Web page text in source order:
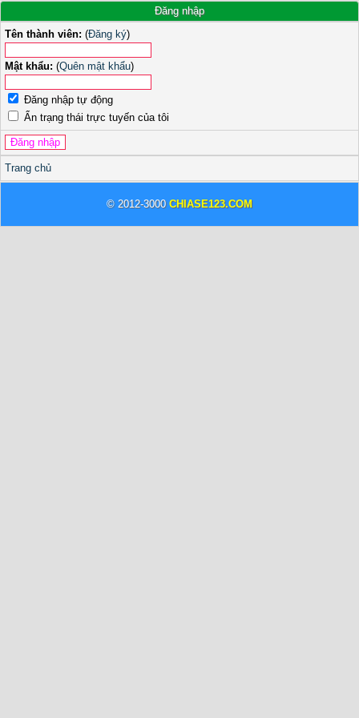
Đăng nhập
Tên thành viên: (Đăng ký)
Mật khẩu: (Quên mật khẩu)
Đăng nhập tự động
Ẩn trạng thái trực tuyến của tôi
Trang chủ
© 2012-3000 CHIASE123.COM